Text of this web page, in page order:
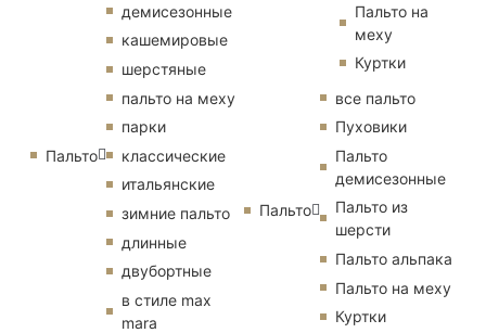
Пальто
демисезонные
кашемировые
шерстяные
пальто на меху
парки
классические
итальянские
зимние пальто
длинные
двубортные
в стиле max
mara
Пальто на
меху
Куртки
Пальто
все пальто
Пуховики
Пальто
демисезонные
Пальто из
шерсти
Пальто альпака
Пальто на меху
Куртки